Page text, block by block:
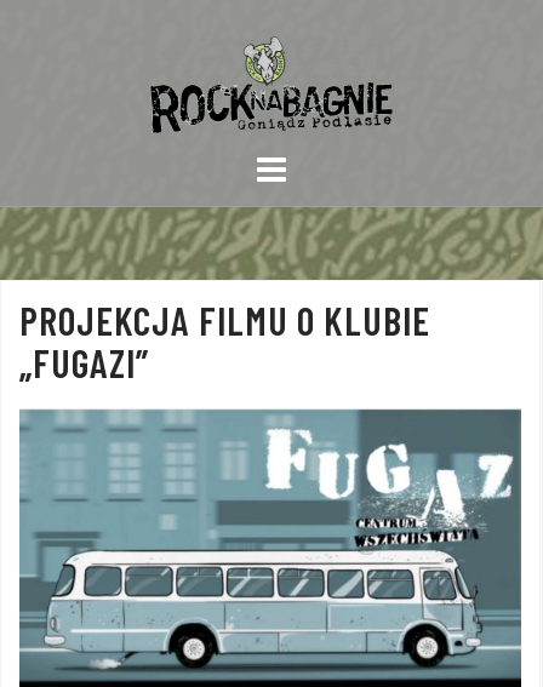
PROJEKCJA FILMU O KLUBIE
„FUGAZI”